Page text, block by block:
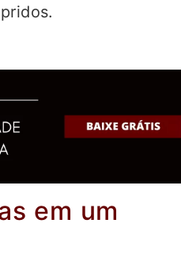
em um